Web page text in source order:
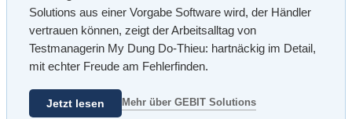
Solutions aus einer Vorgabe Software wird, der Händler
vertrauen können, zeigt der Arbeitsalltag von
Testmanagerin My Dung Do-Thieu: hartnäckig im Detail,
mit echter Freude am Fehlerfinden.
Jetzt lesen Mehr über GEBIT Solutions